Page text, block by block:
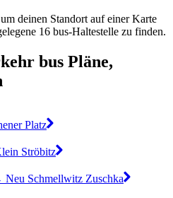
deinen Standort auf einer Karte
16 bus-Haltestelle zu finden.
bus Pläne,
Platz
Ströbitz
Schmellwitz Zuschka